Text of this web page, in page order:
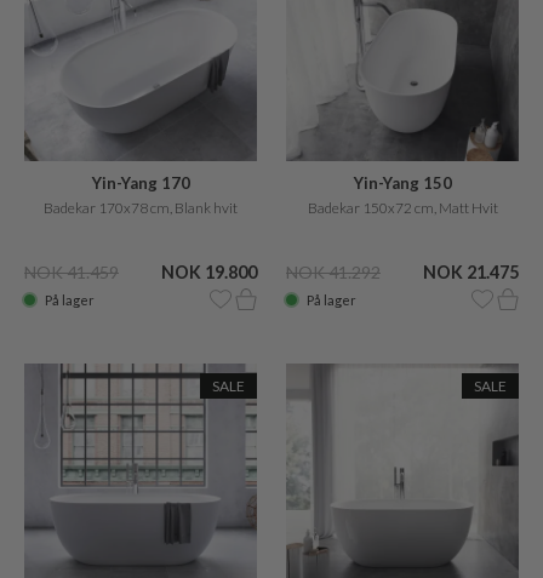
Yin-Yang 170
Badekar 170x78 cm, Blank hvit
NOK 41.459 NOK 19.800
På lager
Yin-Yang 150
Badekar 150x72 cm, Matt Hvit
NOK 41.292 NOK 21.475
På lager
SALE SALE